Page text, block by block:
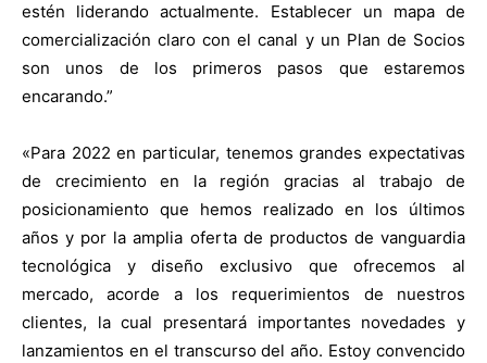
estén liderando actualmente. Establecer un mapa de
comercialización claro con el canal y un Plan de Socios
son unos de los primeros pasos que estaremos
encarando.”
«Para 2022 en particular, tenemos grandes expectativas
de crecimiento en la región gracias al trabajo de
posicionamiento que hemos realizado en los últimos
años y por la amplia oferta de productos de vanguardia
tecnológica y diseño exclusivo que ofrecemos al
mercado, acorde a los requerimientos de nuestros
clientes, la cual presentará importantes novedades y
lanzamientos en el transcurso del año. Estoy convencido